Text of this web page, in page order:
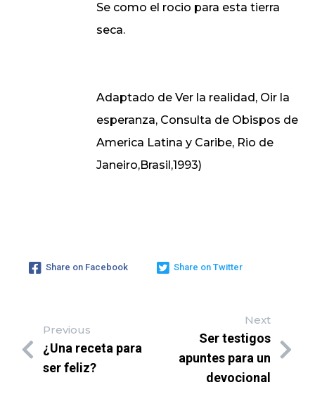
Se como el rocio para esta tierra
seca.
Adaptado de Ver la realidad, Oir la
esperanza, Consulta de Obispos de
America Latina y Caribe, Rio de
Janeiro,Brasil,1993)
Share on Facebook Share on Twitter
Previous
¿Una receta para
ser feliz?
Next
Ser testigos
apuntes para un
devocional